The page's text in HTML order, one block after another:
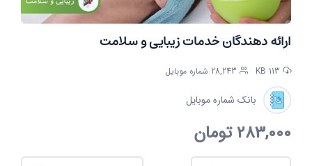
ارائه دهندگان خدمات زیبایی و سلامت
113 KB 28,243 شماره موبایل
بانک شماره موبایل
283,000تومان